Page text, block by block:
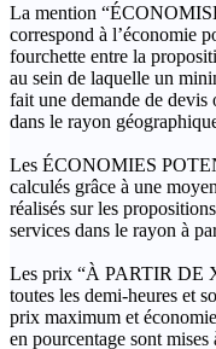
La mention
correspond à l’économie
fourchette entre la
au sein de laquelle un
fait une demande de devis
dans le rayon
Les ÉCONOMIES
calculés grâce à une
réalisés sur les
services dans le rayon à
Les prix “À PARTIR DE
toutes les demi-heures et
prix maximum et
en pourcentage sont